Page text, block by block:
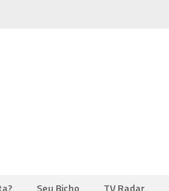
Seu Bicho TV Radar